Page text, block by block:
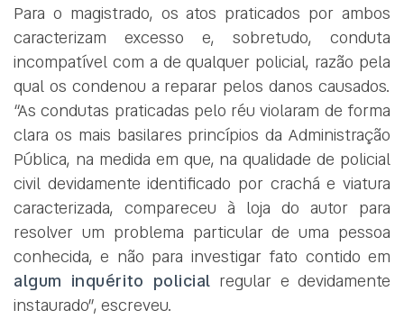
Para o magistrado, os atos praticados por ambos
caracterizam excesso e, sobretudo, conduta
incompatível com a de qualquer policial, razão pela
qual os condenou a reparar pelos danos causados.
“As condutas praticadas pelo réu violaram de forma
clara os mais basilares princípios da Administração
Pública, na medida em que, na qualidade de policial
civil devidamente identificado por crachá e viatura
caracterizada, compareceu à loja do autor para
resolver um problema particular de uma pessoa
conhecida, e não para investigar fato contido em
algum inquérito policial regular e devidamente
instaurado”, escreveu.